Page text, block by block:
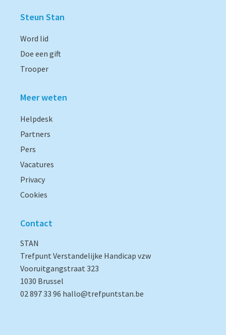
Steun Stan
Word lid
Doe een gift
Trooper
Meer weten
Helpdesk
Partners
Pers
Vacatures
Privacy
Cookies
Contact
STAN
Trefpunt Verstandelijke Handicap vzw
Vooruitgangstraat 323
1030 Brussel
02 897 33 96 hallo@trefpuntstan.be